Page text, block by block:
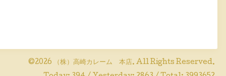
©2026 （株）高崎カレーム 本店. All Rights Reserved.